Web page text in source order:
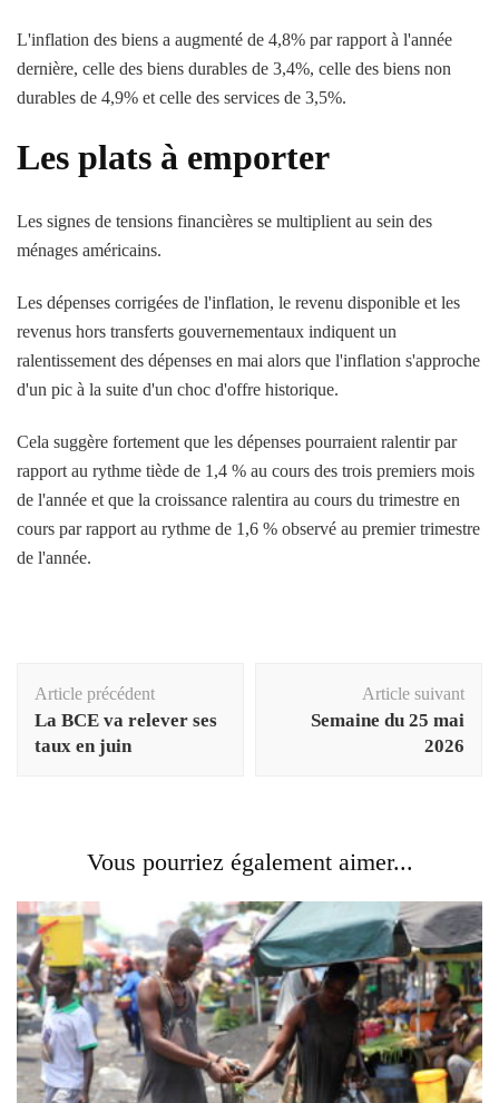
L'inflation des biens a augmenté de 4,8% par rapport à l'année
dernière, celle des biens durables de 3,4%, celle des biens non
durables de 4,9% et celle des services de 3,5%.
Les plats à emporter
Les signes de tensions financières se multiplient au sein des
ménages américains.
Les dépenses corrigées de l'inflation, le revenu disponible et les
revenus hors transferts gouvernementaux indiquent un
ralentissement des dépenses en mai alors que l'inflation s'approche
d'un pic à la suite d'un choc d'offre historique.
Cela suggère fortement que les dépenses pourraient ralentir par
rapport au rythme tiède de 1,4 % au cours des trois premiers mois
de l'année et que la croissance ralentira au cours du trimestre en
cours par rapport au rythme de 1,6 % observé au premier trimestre
de l'année.
d'article
Article précédent
La BCE va relever ses
taux en juin
Article suivant
Semaine du 25 mai
2026
Vous pourriez également aimer...